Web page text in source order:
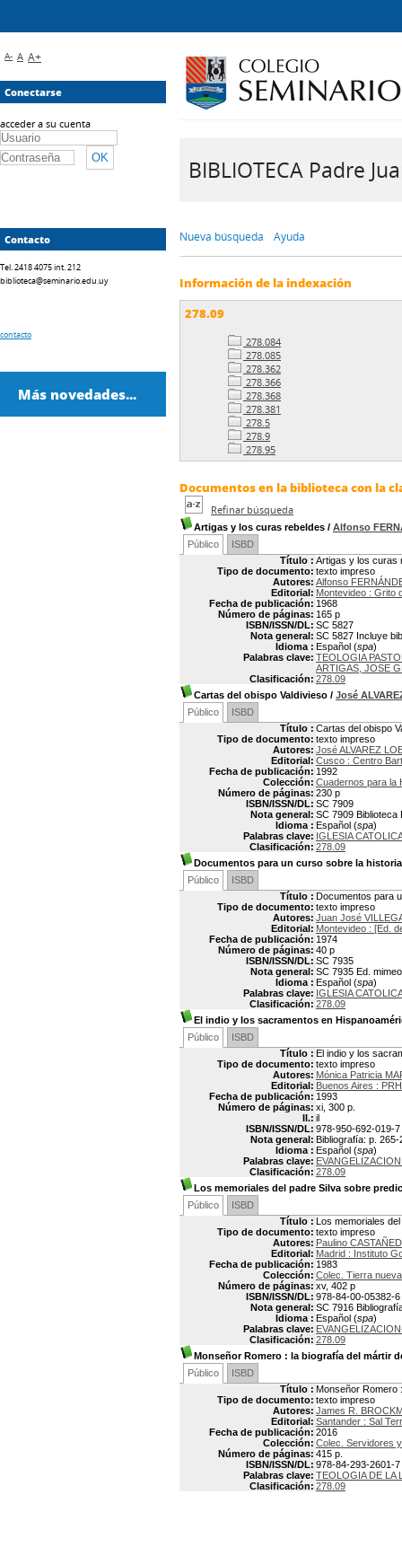
BIBLIOTECA Padre
Nueva búsqueda Ayuda
Información de la indexación
278.09
278.084
278.085
278.362
278.366
278.368
278.381
278.5
278.9
278.95
Documentos en la biblioteca con la
Refinar búsqueda
Artigas y los curas rebeldes / Alfonso
Público
ISBD
Título : Artigas y los curas
Tipo de documento: texto impreso
Autores: Alfonso
Editorial: Montevideo : Grito
Fecha de publicación: 1968
Número de páginas: 165 p
ISBN/ISSN/DL: SC 5827
Nota general: SC 5827 Incluye
Idioma : Español (spa)
Palabras clave: TEOLOGIA
ARTIGAS, JOSE
Clasificación: 278.09
Cartas del obispo Valdivieso / José
Público
ISBD
Título : Cartas del obispo
Tipo de documento: texto impreso
Autores: José ALVAREZ
Editorial: Cusco : Centro
Fecha de publicación: 1992
Colección: Cuadernos para la
Número de páginas: 230 p
ISBN/ISSN/DL: SC 7909
Nota general: SC 7909 Biblioteca
Idioma : Español (spa)
Palabras clave: IGLESIA
Clasificación: 278.09
Documentos para un curso sobre la
Público
ISBD
Título : Documentos para
Tipo de documento: texto impreso
Autores: Juan José
Editorial: Montevideo : [Ed.
Fecha de publicación: 1974
Número de páginas: 40 p
ISBN/ISSN/DL: SC 7935
Nota general: SC 7935 Ed.
Idioma : Español (spa)
Palabras clave: IGLESIA
Clasificación: 278.09
El indio y los sacramentos en
Público
ISBD
Título : El indio y los
Tipo de documento: texto impreso
Autores: Mónica Patricia
Editorial: Buenos Aires :
Fecha de publicación: 1993
Número de páginas: xi, 300 p.
Il.: il
ISBN/ISSN/DL: 978-950-692-019-7
Nota general: Bibliografía: p. 265-
Idioma : Español (spa)
Palabras clave:
Clasificación: 278.09
Los memoriales del padre Silva sobre
Público
ISBD
Título : Los memoriales
Tipo de documento: texto impreso
Autores: Paulino
Editorial: Madrid : Instituto
Fecha de publicación: 1983
Colección: Colec. Tierra
Número de páginas: xv, 402 p
ISBN/ISSN/DL: 978-84-00-05382-6
Nota general: SC 7916
Idioma : Español (spa)
Palabras clave:
Clasificación: 278.09
Monseñor Romero : la biografía del mártir
Público
ISBD
Título : Monseñor Romero
Tipo de documento: texto impreso
Autores: James R.
Editorial: Santander : Sal
Fecha de publicación: 2016
Colección: Colec. Servidores
Número de páginas: 415 p.
ISBN/ISSN/DL: 978-84-293-2601-7
Palabras clave: TEOLOGIA DE LA
Clasificación: 278.09
A- A A+
Conectarse
acceder a su cuenta
Contacto
Tel. 2418 4075 int. 212
biblioteca@seminario.edu.uy
contacto
Más novedades...